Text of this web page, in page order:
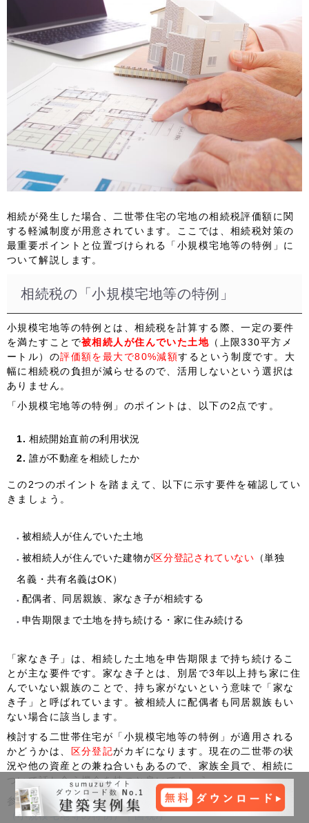
相続が発生した場合、二世帯住宅の宅地の相続税評価額に関
する軽減制度が用意されています。ここでは、相続税対策の
最重要ポイントと位置づけられる「小規模宅地等の特例」に
ついて解説します。
相続税の「小規模宅地等の特例」
小規模宅地等の特例とは、相続税を計算する際、一定の要件
を満たすことで被相続人が住んでいた土地 （
上限330平方メ
ートル）の評価額を最大で80%減額するという制度です。大
幅に相続税の負担が減らせるので、活用しないという選択は
ありません。
「小規模宅地等の特例」のポイントは、以下の2点です。
相続開始直前の利用状況
誰が不動産を相続したか
この2つのポイントを踏まえて、以下に示す要件を確認してい
きましょう。
被相続人が住んでいた土地
被相続人が住んでいた建物が区分登記されていない （単独
名義・共有名義はOK）
配偶者、同居親族、家なき子が相続する
申告期限まで土地を持ち続ける・家に住み続ける
「家なき子 」は、相続した土地を申告期限まで持ち続けるこ
とが主な要件です。家なき子とは、別居で3年以上持ち家に住
んでいない親族のことで、持ち家がないという意味で「家な
き子」と呼ばれています。被相続人に配偶者も同居親族もい
ない場合 に該当します。
検討する二世帯住宅が「小規模宅地等の特例」が適用される
かどうかは、
区分登記がカギになります。現在の二世帯の状
況や他の資産との兼ね合いもあるので、家族全員で、相続に
ついて話し合う機会を持つと良いでしょう。
参照元：
相続した事業の用や居住の用の宅地等の価額の特例
（小規模宅地等の特例）｜国税庁